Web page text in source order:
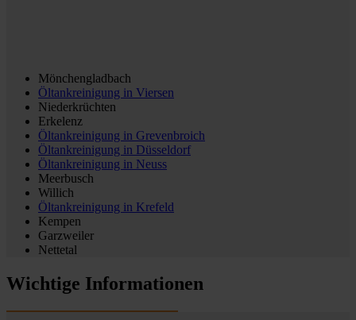
Mönchengladbach
Öltankreinigung in Viersen
Niederkrüchten
Erkelenz
Öltankreinigung in Grevenbroich
Öltankreinigung in Düsseldorf
Öltankreinigung in Neuss
Meerbusch
Willich
Öltankreinigung in Krefeld
Kempen
Garzweiler
Nettetal
Wichtige Informationen